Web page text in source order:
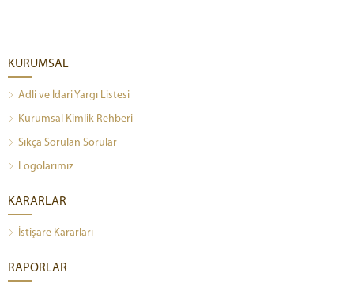
KURUMSAL
Adli ve İdari Yargı Listesi
Kurumsal Kimlik Rehberi
Sıkça Sorulan Sorular
Logolarımız
KARARLAR
İstişare Kararları
RAPORLAR